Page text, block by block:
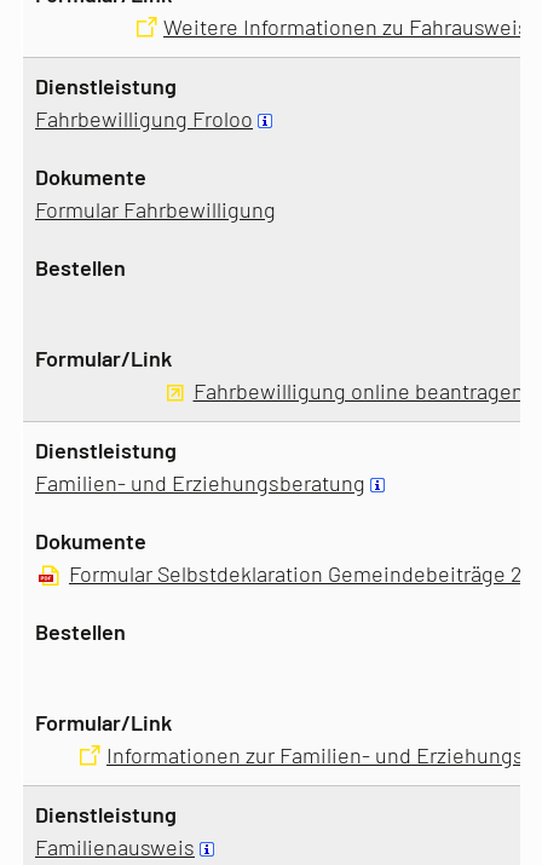
Weitere Informationen zu
Fahrbewilligung Froloo
Formular Fahrbewilligung
Fahrbewilligung online beantragen
Familien- und Erziehungsberatung
Formular Selbstdeklaration Gemeindebeiträge
Informationen zur Familien- und
Familienausweis